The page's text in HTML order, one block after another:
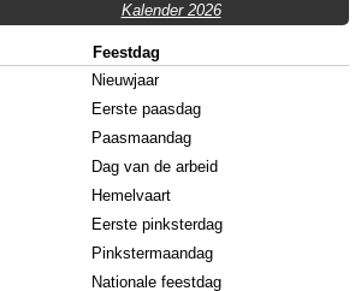
Kalender 2026
Feestdag
Nieuwjaar
Eerste paasdag
Paasmaandag
Dag van de arbeid
Hemelvaart
Eerste pinksterdag
Pinkstermaandag
Nationale feestdag